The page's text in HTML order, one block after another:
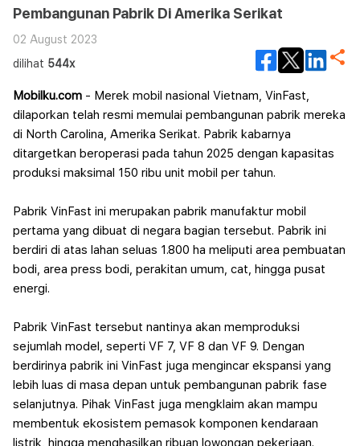
Pembangunan Pabrik Di Amerika Serikat
02 August 2023
dilihat 544x
Mobilku.com - Merek mobil nasional Vietnam, VinFast,
dilaporkan telah resmi memulai pembangunan pabrik mereka
di North Carolina, Amerika Serikat. Pabrik kabarnya
ditargetkan beroperasi pada tahun 2025 dengan kapasitas
produksi maksimal 150 ribu unit mobil per tahun.
Pabrik VinFast ini merupakan pabrik manufaktur mobil
pertama yang dibuat di negara bagian tersebut. Pabrik ini
berdiri di atas lahan seluas 1.800 ha meliputi area pembuatan
bodi, area press bodi, perakitan umum, cat, hingga pusat
energi.
Pabrik VinFast tersebut nantinya akan memproduksi
sejumlah model, seperti VF 7, VF 8 dan VF 9. Dengan
berdirinya pabrik ini VinFast juga mengincar ekspansi yang
lebih luas di masa depan untuk pembangunan pabrik fase
selanjutnya. Pihak VinFast juga mengklaim akan mampu
membentuk ekosistem pemasok komponen kendaraan
listrik, hingga menghasilkan ribuan lowongan pekerjaan.